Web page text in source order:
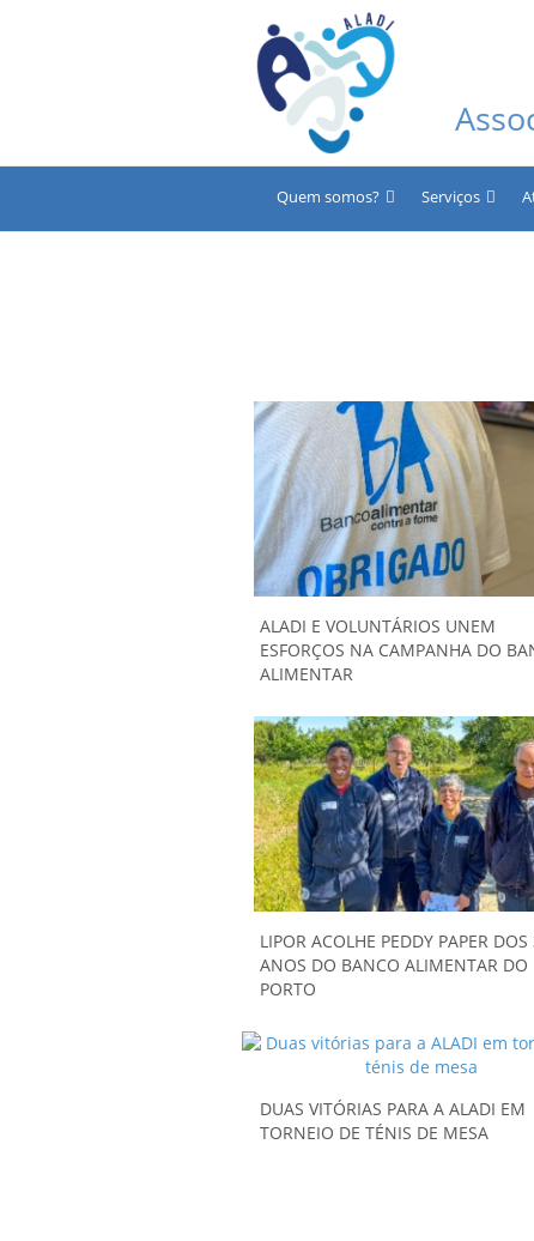
Quem somos? Serviços
ALADI E VOLUNTÁRIOS UNEM
ESFORÇOS NA CAMPANHA DO
ALIMENTAR
LIPOR ACOLHE PEDDY PAPER
ANOS DO BANCO ALIMENTAR DO
PORTO
DUAS VITÓRIAS PARA A ALADI EM
TORNEIO DE TÉNIS DE MESA